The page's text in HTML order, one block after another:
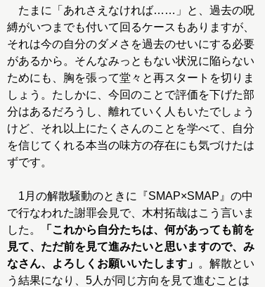
たまに「あれさえなければ……」と、過去の呪
縛がいつまでも付いて回るケースもありますが、
それは今の自分のダメさを過去のせいにする必要
があるから。そんなみっともない状況に陥らない
ためにも、胸を張って堂々と再スタートを切りま
しょう。たしかに、今回のことで評価を下げた部
分はあるだろうし、離れていく人もいたでしょう
けど、それ以上にたくさんのことを学べて、自分
を信じてくれる本当の味方の存在にも気づけたは
ずです。
1月の解散騒動のときに『SMAP×SMAP』の中
で行なわれた謝罪会見で、木村拓哉はこう言いま
した。
「これから自分たちは、何があっても前を
見て、ただ前を見て進みたいと思いますので、み
なさん、よろしくお願いいたします」 。解散とい
う結果になり、5人が同じ方向を見て進むことは